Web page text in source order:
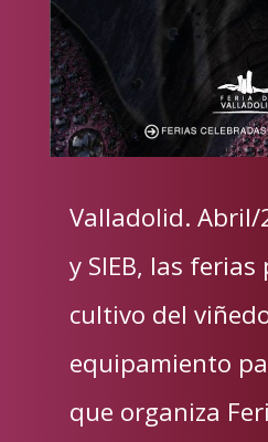
Valladolid. Abril/
y SIEB, las ferias
cultivo del
equipamiento
que organiza